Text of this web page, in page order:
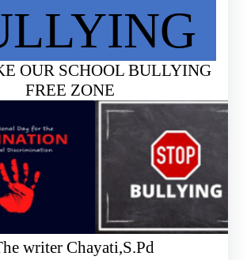
OUR SCHOOL BULLYING
FREE ZONE
writer Chayati,S.Pd